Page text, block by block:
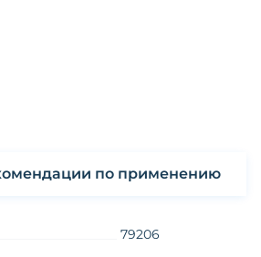
Рекомендации по применению
79206